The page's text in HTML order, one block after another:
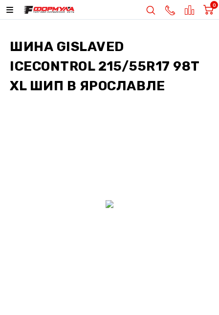
0
ШИНА GISLAVED
ICECONTROL 215/55R17 98T
XL ШИП В ЯРОСЛАВЛЕ